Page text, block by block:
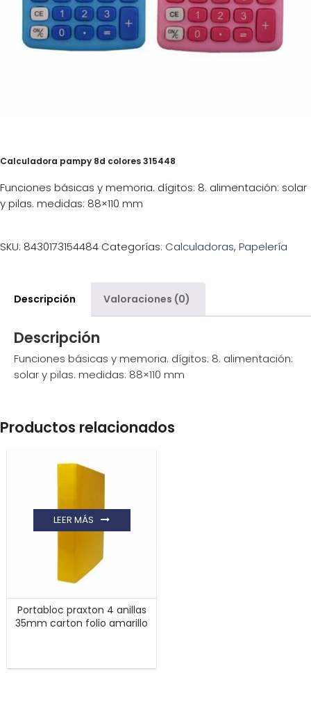
Calculadora pampy 8d colores 315448
Funciones básicas y memoria. dígitos: 8. alimentación: solar
y pilas. medidas: 88×110 mm
SKU: 8430173154484 Categorías: Calculadoras, Papelería
Descripción Valoraciones (0)
Descripción
Funciones básicas y memoria. dígitos: 8. alimentación:
solar y pilas. medidas: 88×110 mm
Productos relacionados
Portabloc praxton 4 anillas
35mm carton folio amarillo
LEER MÁS